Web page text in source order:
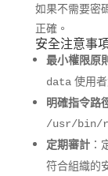
如果不需要密
正確。
安全注意事
最小權限原
data使用者
明確指令路
/usr/bin/
定期審計：
符合組織的